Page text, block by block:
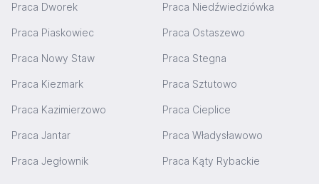
Praca Dworek Praca Niedźwiedziówka
Praca Piaskowiec Praca Ostaszewo
Praca Nowy Staw Praca Stegna
Praca Kiezmark Praca Sztutowo
Praca Kazimierzowo Praca Cieplice
Praca Jantar Praca Władysławowo
Praca Jegłownik Praca Kąty Rybackie